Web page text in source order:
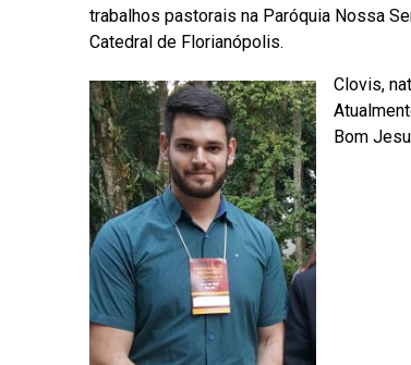
trabalhos pastorais na Paróquia Nossa
Catedral de Florianópolis.
Clovis,
Bom